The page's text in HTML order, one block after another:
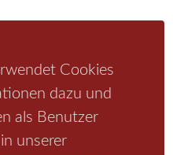
Cookies
dazu und
als Benutzer
unserer